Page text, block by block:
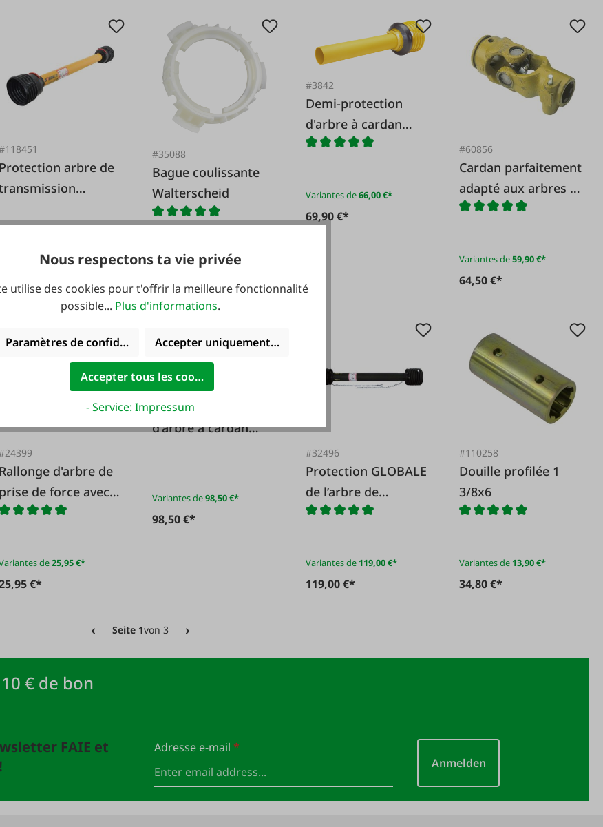
Protection arbre de
Variantes de87,80 €*
#35088
Bague coulissante
Walterscheid
Variantes de5,80 €*
5,80 €*
#3842
Demi-protection
d'arbre à cardan
SD05 à l'intérieur
Variantes de66,00 €*
69,90 €*
#60856
Cardan parfaitement
adapté aux arbres à
cardan Walterscheid
Variantes de59,90 €*
64,50 €*
Rallonge d'arbre de
prise de force avec
par
de25,95 €*
€*
#6564
Demi-protection
d'arbre à cardan
Variantes de98,50 €*
98,50 €*
#32496
Protection GLOBALE
de l’arbre de
transmission
Variantes de 119,00 €*
119,00 €*
#110258
Douille profilée 1
3/8x6
Variantes de 13,90 €*
34,80 €*
Seite 1von 3
€ de bon
FAIE et
Adresse e-mail *
Anmelden
Nous respectons ta vie privée
utilise des cookies pour t'offrir la meilleure fonctionnalité
possible... Plus d'informations.
Paramètres de confidentialitéAccepter uniquement les cookies fonctionnels
Accepter tous les cookies
- Service: Impressum